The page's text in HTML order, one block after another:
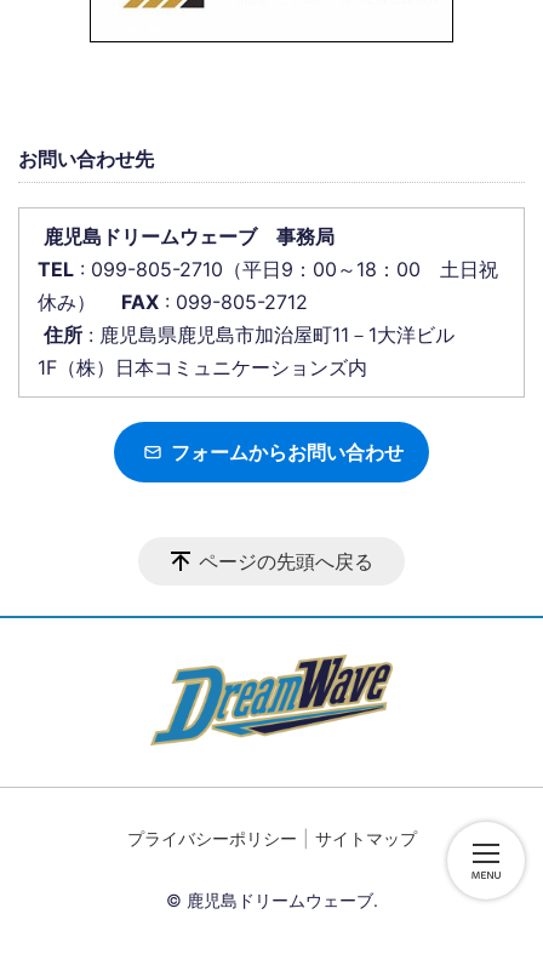
お問い合わせ先
鹿児島ドリームウェーブ 事務局
TEL : 099-805-2710（平日9：00～18：00 土日祝
休み）
FAX : 099-805-2712
住所 : 鹿児島県鹿児島市加治屋町11－1大洋ビル
1F（株）日本コミュニケーションズ内
フォームからお問い合わせ
ページの先頭へ戻る
プライバシーポリシー サイトマップ
© 鹿児島ドリームウェーブ.